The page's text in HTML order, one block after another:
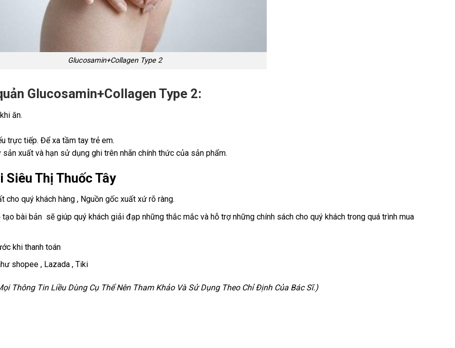
Glucosamin+Collagen Type 2
Glucosamin+Collagen Type 2:
ăn.
trực tiếp. Để xa tầm tay trẻ em.
xuất và hạn sử dụng ghi trên nhãn chính thức của sản phẩm.
Siêu Thị Thuốc Tây
quý khách hàng , Nguồn gốc xuất xứ rõ ràng.
bài bản sẽ giúp quý khách giải đạp những thắc mắc và hỗ trợ những chính sách cho quý khách trong quá trình mua
khi thanh toán
shopee , Lazada , Tiki
Thông Tin Liều Dùng Cụ Thể Nên Tham Khảo Và Sử Dụng Theo Chỉ Định Của Bác Sĩ.)